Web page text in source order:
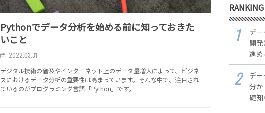
Pythonでデータ分析を始める前に知っておきた
いこと
2022.03.31
デジタル技術の普及やインターネット上のデータ量増大によって、ビジネ
スにおけるデータ分析の重要性は高まっています。そんな中で、注目され
ているのがプログラミング言語「Python」です。
RANKING
デ
開
進
デ
分
礎